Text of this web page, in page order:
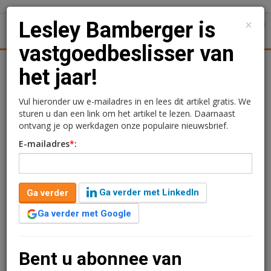
Juridisch | Fiscaal
Lesley Bamberger is
vastgoedbeslisser van het
jaar!
John Kerkhoven
6 januari 2016 om 06:10
11 jaar geleden aangepast
10 minuten leestijd
De definitieve rangorde van de Top 100 van de
Bamberger, directeur van Kroonenberg Groep, de
×
Lesley Bamberger is
vastgoedbeslisser van
het jaar!
Vul hieronder uw e-mailadres in en lees dit artikel gratis. We
sturen u dan een link om het artikel te lezen. Daarnaast
ontvang je op werkdagen onze populaire nieuwsbrief.
E-mailadres*:
Ga verder
Ga verder met LinkedIn
Ga verder met Google
Bent u abonnee van